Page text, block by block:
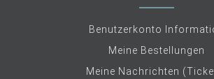
Benutzerkonto
Meine Bestellungen
Meine Nachrichten